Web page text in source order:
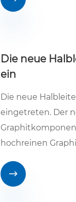
Die neue
ein
Die neue
eingetreten. Der
hochreinen
